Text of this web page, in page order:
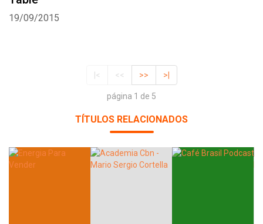
19/09/2015
|< << >> >|
página 1 de 5
TÍTULOS RELACIONADOS